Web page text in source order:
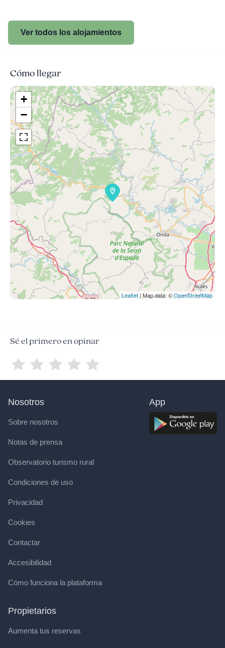
Ver todos los alojamientos
Cómo llegar
+
−
Leaflet | Map data: ©OpenStreetMap
Sé el primero en opinar
Nosotros
Sobre nosotros
Notas de prensa
Observatorio turismo rural
Condiciones de uso
Privacidad
Cookies
Contactar
Accesibilidad
Cómo funciona la plataforma
Propietarios
Aumenta tus reservas
App